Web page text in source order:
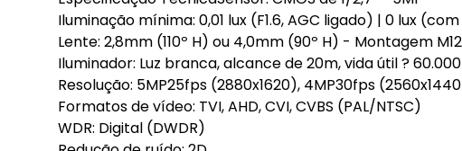
Iluminação mínima: 0,01 lux (F1.6, AGC ligado) | 0 lux
Lente: 2,8mm (110º H) ou 4,0mm (90º H) - Montagem M12
Iluminador: Luz branca, alcance de 20m, vida útil ?
Resolução: 5MP25fps (2880x1620), 4MP30fps
Formatos de vídeo: TVI, AHD, CVI, CVBS (PAL/NTSC)
WDR: Digital (DWDR)